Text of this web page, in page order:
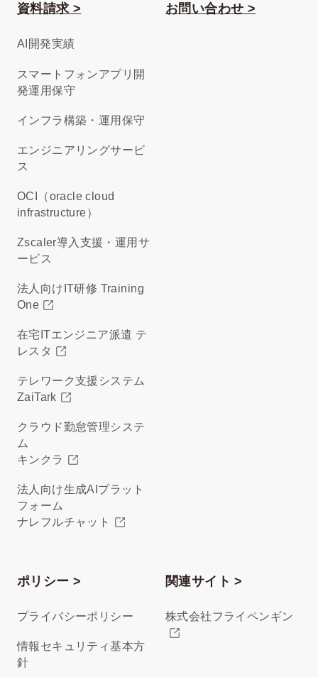
資料請求 >
AI開発実績
スマートフォンアプリ開
発運用保守
インフラ構築・運用保守
エンジニアリングサービ
ス
OCI（oracle cloud
infrastructure）
Zscaler導入支援・運用サ
ービス
法人向けIT研修 Training
One
在宅ITエンジニア派遣 テ
レスタ
テレワーク支援システム
ZaiTark
クラウド勤怠管理システ
ム
キンクラ
法人向け生成AIプラット
フォーム
ナレフルチャット
お問い合わせ >
ポリシー >
プライバシーポリシー
情報セキュリティ基本方
針
関連サイト >
株式会社フライペンギン